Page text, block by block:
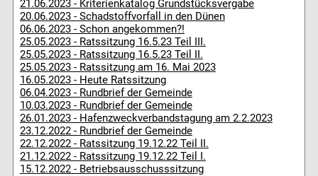
21.06.2023 - Kriterienkatalog Grundstücksvergabe
20.06.2023 - Schadstoffvorfall in den Dünen
06.06.2023 - Schon angekommen?!
25.05.2023 - Ratssitzung 16.5.23 Teil III.
25.05.2023 - Ratssitzung 16.5.23 Teil II.
25.05.2023 - Ratssitzung am 16. Mai 2023
16.05.2023 - Heute Ratssitzung
06.04.2023 - Rundbrief der Gemeinde
10.03.2023 - Rundbrief der Gemeinde
26.01.2023 - Hafenzweckverbandstagung am 2.2.2023
23.12.2022 - Rundbrief der Gemeinde
22.12.2022 - Ratssitzung 19.12.22 Teil II.
21.12.2022 - Ratssitzung 19.12.22 Teil I.
15.12.2022 - Betriebsausschusssitzung